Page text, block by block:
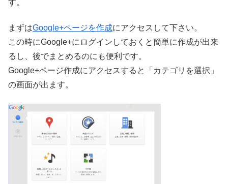
す。
まずはGoogle+ページを作成にアクセスして下さい。
この時にGoogle+にログインしておくと簡単に作成が出来
るし、後でまとめるのにも便利です。
Google+ページ作成にアクセスすると「カテゴリを選択」
の画面が出ます。